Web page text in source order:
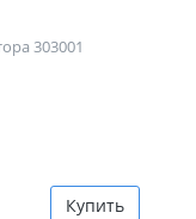
303001
Купить